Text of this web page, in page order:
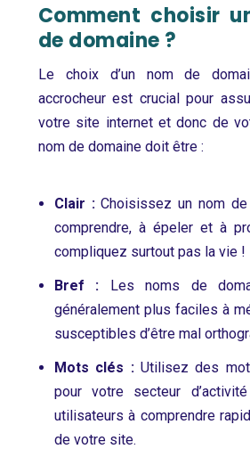
Comment choisir
de domaine ?
Le choix d’un nom de
accrocheur est crucial pour
votre site internet et donc de
nom de domaine doit être :
Clair :Choisissez un nom
comprendre, à épeler et à
compliquez surtout pas la vie !
Bref : Les noms de
généralement plus faciles à
susceptibles d’être mal
Mots clés :Utilisez des
pour votre secteur
utilisateurs à comprendre
de votre site.